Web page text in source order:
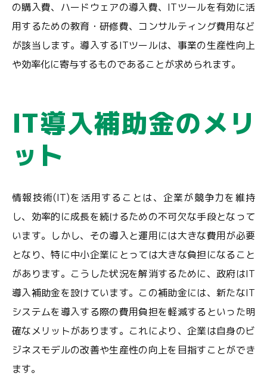
の購入費、ハードウェアの導入費、ITツールを有効に活
用するための教育・研修費、コンサルティング費用など
が該当します。導入するITツールは、事業の生産性向上
や効率化に寄与するものであることが求められます。
IT導入補助金のメリ
ット
情報技術(IT)を活用することは、企業が競争力を維持
し、効率的に成長を続けるための不可欠な手段となって
います。しかし、その導入と運用には大きな費用が必要
となり、特に中小企業にとっては大きな負担になること
があります。こうした状況を解消するために、政府はIT
導入補助金を設けています。この補助金には、新たなIT
システムを導入する際の費用負担を軽減するといった明
確なメリットがあります。これにより、企業は自身のビ
ジネスモデルの改善や生産性の向上を目指すことができ
ます。